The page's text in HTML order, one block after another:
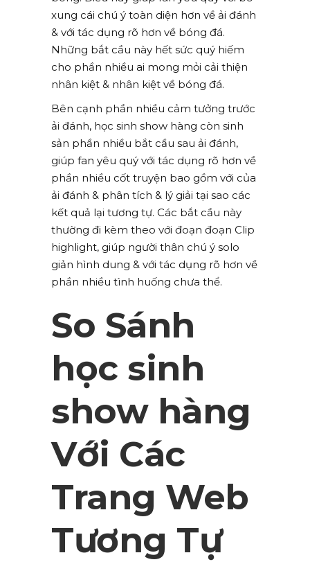
xung cái chú ý toàn diện hơn về ải đánh
& với tác dụng rõ hơn về bóng đá.
Những bắt cầu này hết sức quý hiếm
cho phần nhiều ai mong mỏi cải thiện
nhân kiệt & nhân kiệt về bóng đá.
Bên cạnh phần nhiều cảm tưởng trước
ải đánh, học sinh show hàng còn sinh
sản phần nhiều bắt cầu sau ải đánh,
giúp fan yêu quý với tác dụng rõ hơn về
phần nhiều cốt truyện bao gồm với của
ải đánh & phân tích & lý giải tại sao các
kết quả lại tương tự. Các bắt cầu này
thường đi kèm theo với đoạn đoạn Clip
highlight, giúp người thân chú ý solo
giản hình dung & với tác dụng rõ hơn về
phần nhiều tình huống chưa thể.
So Sánh
học sinh
show hàng
Với Các
Trang Web
Tương Tự